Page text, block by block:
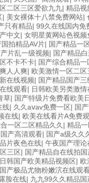
二区三区爱欲九九| 精品视
| 美女裸体十八禁免费网站|
只有精品| 99久在线国内免
中文| 女明星黄网站色视频
国拍精品AV片| 国产精品一
产片乱一级视频| 国产精品
不卡不卡| 国产综合精品一
人人爽| 欧美激情一区二
在线视频| 国产精品国产三
线观看| 日韩欧美另类激情
草| 国产特级片免费看欧美
线| 久久aⅴav免费一区| 国
在线| 欧美在线看片A免费
一区二区精品久久| 精品
产高清观看| 国产a级久久
片夜色在线| 午夜国产理论
三区| 国产精品自在线拍
日韩国产欧美精品视频区| 欧
国产极品尤物粉嫩泬在线观
脸在线| 九九99久久精品国